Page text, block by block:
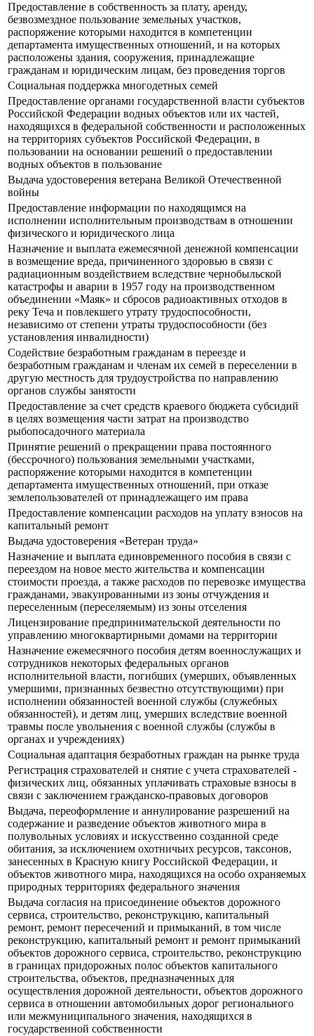
Предоставление в собственность за плату, аренду,
безвозмездное пользование земельных участков,
распоряжение которыми находится в компетенции
департамента имущественных отношений, и на которых
расположены здания, сооружения, принадлежащие
гражданам и юридическим лицам, без проведения торгов
Социальная поддержка многодетных семей
Предоставление органами государственной власти субъектов
Российской Федерации водных объектов или их частей,
находящихся в федеральной собственности и расположенных
на территориях субъектов Российской Федерации, в
пользовании на основании решений о предоставлении
водных объектов в пользование
Выдача удостоверения ветерана Великой Отечественной
войны
Предоставление информации по находящимся на
исполнении исполнительным производствам в отношении
физического и юридического лица
Назначение и выплата ежемесячной денежной компенсации
в возмещение вреда, причиненного здоровью в связи с
радиационным воздействием вследствие чернобыльской
катастрофы и аварии в 1957 году на производственном
объединении «Маяк» и сбросов радиоактивных отходов в
реку Теча и повлекшего утрату трудоспособности,
независимо от степени утраты трудоспособности (без
установления инвалидности)
Содействие безработным гражданам в переезде и
безработным гражданам и членам их семей в переселении в
другую местность для трудоустройства по направлению
органов службы занятости
Предоставление за счет средств краевого бюджета субсидий
в целях возмещения части затрат на производство
рыбопосадочного материала
Принятие решений о прекращении права постоянного
(бессрочного) пользования земельными участками,
распоряжение которыми находится в компетенции
департамента имущественных отношений, при отказе
землепользователей от принадлежащего им права
Предоставление компенсации расходов на уплату взносов на
капитальный ремонт
Выдача удостоверения «Ветеран труда»
Назначение и выплата единовременного пособия в связи с
переездом на новое место жительства и компенсации
стоимости проезда, а также расходов по перевозке имущества
гражданами, эвакуированными из зоны отчуждения и
переселенным (переселяемым) из зоны отселения
Лицензирование предпринимательской деятельности по
управлению многоквартирными домами на территории
Назначение ежемесячного пособия детям военнослужащих и
сотрудников некоторых федеральных органов
исполнительной власти, погибших (умерших, объявленных
умершими, признанных безвестно отсутствующими) при
исполнении обязанностей военной службы (служебных
обязанностей), и детям лиц, умерших вследствие военной
травмы после увольнения с военной службы (службы в
органах и учреждениях)
Социальная адаптация безработных граждан на рынке труда
Регистрация страхователей и снятие с учета страхователей -
физических лиц, обязанных уплачивать страховые взносы в
связи с заключением гражданско-правовых договоров
Выдача, переоформление и аннулирование разрешений на
содержание и разведение объектов животного мира в
полувольных условиях и искусственно созданной среде
обитания, за исключением охотничьих ресурсов, таксонов,
занесенных в Красную книгу Российской Федерации, и
объектов животного мира, находящихся на особо охраняемых
природных территориях федерального значения
Выдача согласия на присоединение объектов дорожного
сервиса, строительство, реконструкцию, капитальный
ремонт, ремонт пересечений и примыканий, в том числе
реконструкцию, капитальный ремонт и ремонт примыканий
объектов дорожного сервиса, строительство, реконструкцию
в границах придорожных полос объектов капитального
строительства, объектов, предназначенных для
осуществления дорожной деятельности, объектов дорожного
сервиса в отношении автомобильных дорог регионального
или межмуниципального значения, находящихся в
государственной собственности